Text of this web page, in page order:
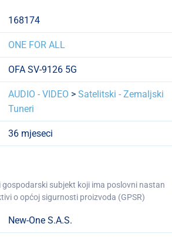
168174
ONE FOR ALL
OFA SV-9126 5G
AUDIO - VIDEO >Satelitski - Zemaljski
Tuneri
36 mjeseci
subjekt koji ima poslovni nastan
o općoj sigurnosti proizvoda (GPSR)
New-One S.A.S.